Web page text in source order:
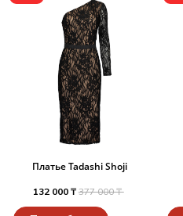
Платье Tadashi Shoji
132 000 ₸ 377 000 ₸